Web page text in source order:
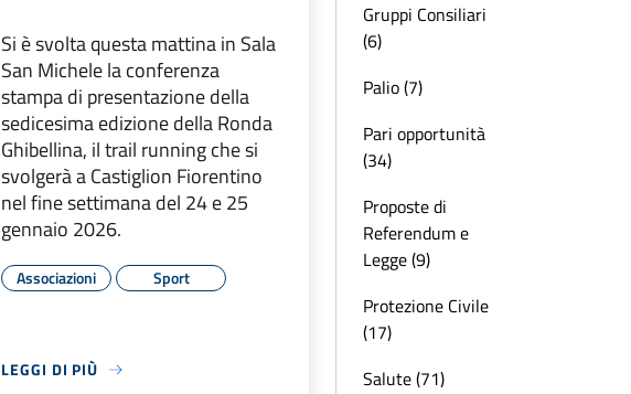
Si è svolta questa mattina in Sala
San Michele la conferenza
stampa di presentazione della
sedicesima edizione della Ronda
Ghibellina, il trail running che si
svolgerà a Castiglion Fiorentino
nel fine settimana del 24 e 25
gennaio 2026.
Associazioni Sport
LEGGI DI PIÙ
Gruppi Consiliari
(6)
Palio (7)
Pari opportunità
(34)
Proposte di
Referendum e
Legge (9)
Protezione Civile
(17)
Salute (71)